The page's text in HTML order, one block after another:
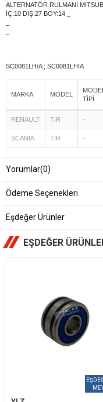
ALTERNATÖR RULMANI
İÇ:10 DIŞ:27 BOY:14 _
SC0081LH/A ; SC0081LHIA
MARKA MODEL
MODEL
TİPİ
RENAULT TIR -
SCANIA TIR -
Yorumlar(0)
Ödeme Seçenekleri
Eşdeğer Ürünler
EŞDEĞER